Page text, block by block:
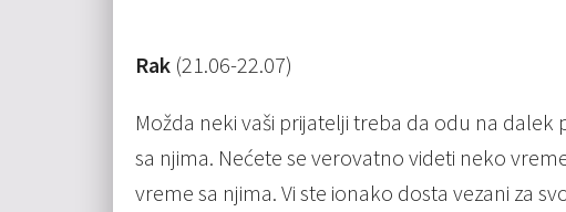
Rak (21.06-22.07)
Možda neki vaši prijatelji treba da odu na dalek
sa njima. Nećete se verovatno videti neko
vreme sa njima. Vi ste ionako dosta vezani za